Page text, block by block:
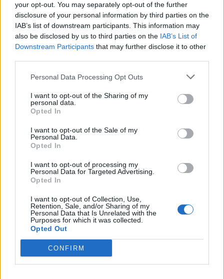
your opt-out. You may separately opt-out of the further
disclosure of your personal information by third parties on the
IAB’s list of downstream participants. This information may
also be disclosed by us to third parties on the IAB’s List of
Downstream Participants that may further disclose it to other
Personal Data Processing Opt Outs
I want to opt-out of the Sharing of my
personal data.
Opted In
I want to opt-out of the Sale of my
Personal Data.
Opted In
I want to opt-out of processing my
Personal Data for Targeted Advertising.
Opted In
I want to opt-out of Collection, Use,
Retention, Sale, and/or Sharing of my
Personal Data that Is Unrelated with the
Purposes for which it was collected.
Opted Out
CONFIRM